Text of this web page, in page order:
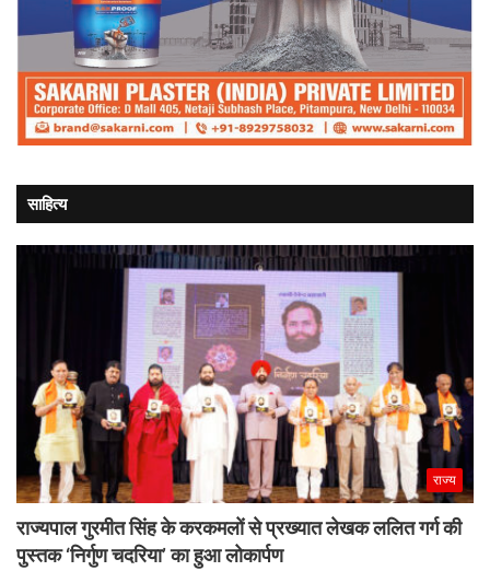
साहित्य
राज्य
राज्यपाल गुरमीत सिंह के करकमलों से प्रख्यात लेखक ललित गर्ग की
पुस्तक ‘निर्गुण चदरिया’ का हुआ लोकार्पण